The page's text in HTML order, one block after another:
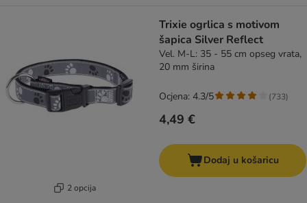
2 opcija
Trixie ogrlica s motivom
šapica Silver Reflect
Vel. M-L: 35 - 55 cm opseg vrata,
20 mm širina
4,49 €
Ocjena: 4.3/5 (733)
Dodaj u košaricu